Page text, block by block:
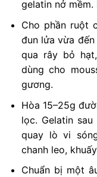
gelatin nở
Cho phần ruột
đun lửa vừa
qua rây bỏ
dùng cho
gương.
Hòa 15–25g
lọc. Gelatin
quay lò vi
chanh leo,
Chuẩn bị một